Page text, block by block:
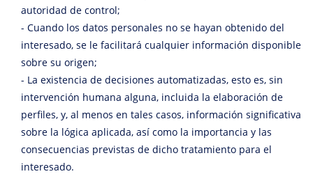
autoridad de control;
- Cuando los datos personales no se hayan obtenido del
interesado, se le facilitará cualquier información disponible
sobre su origen;
- La existencia de decisiones automatizadas, esto es, sin
intervención humana alguna, incluida la elaboración de
perfiles, y, al menos en tales casos, información significativa
sobre la lógica aplicada, así como la importancia y las
consecuencias previstas de dicho tratamiento para el
interesado.